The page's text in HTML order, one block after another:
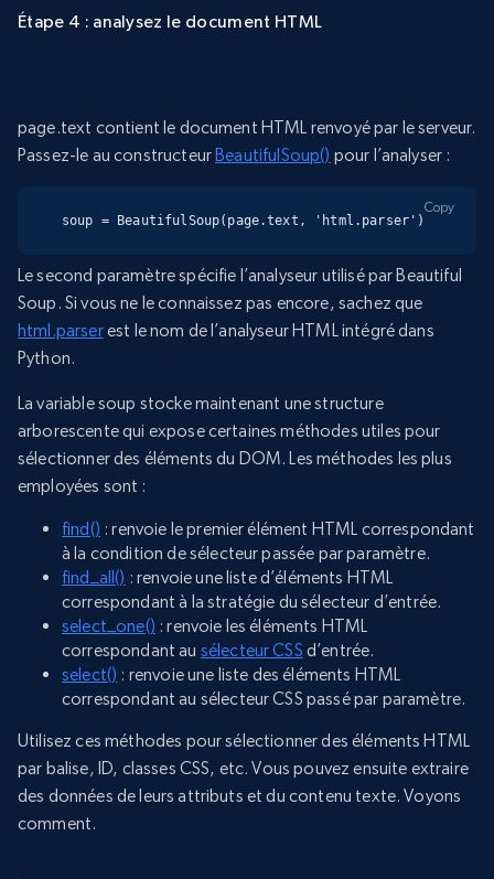
Étape 4 : analysez le document HTML
page.text contient le document HTML renvoyé par le serveur.
Passez-le au constructeur BeautifulSoup() pour l’analyser :
soup = BeautifulSoup(page.text, 'html.parser')
Copy
Le second paramètre spécifie l’analyseur utilisé par Beautiful
Soup. Si vous ne le connaissez pas encore, sachez que
html.parserest le nom de l’analyseur HTML intégré dans
Python.
La variable soup stocke maintenant une structure
arborescente qui expose certaines méthodes utiles pour
sélectionner des éléments du DOM. Les méthodes les plus
employées sont :
find() : renvoie le premier élément HTML correspondant
à la condition de sélecteur passée par paramètre.
find_all() : renvoie une liste d’éléments HTML
correspondant à la stratégie du sélecteur d’entrée.
select_one() : renvoie les éléments HTML
correspondant au sélecteur CSS d’entrée.
select() : renvoie une liste des éléments HTML
correspondant au sélecteur CSS passé par paramètre.
Utilisez ces méthodes pour sélectionner des éléments HTML
par balise, ID, classes CSS, etc. Vous pouvez ensuite extraire
des données de leurs attributs et du contenu texte. Voyons
comment.